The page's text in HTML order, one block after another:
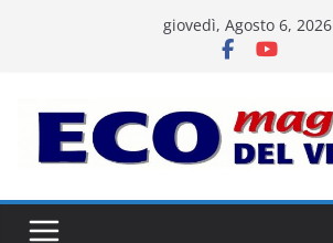
giovedì, Agosto 6, 2026